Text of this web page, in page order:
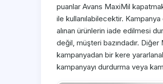
puanlar Avans MaxiMil
ile kullanılabilecektir.
alınan ürünlerin iade edilmesi
değil, müşteri bazındadır.
kampanyadan bir kere
kampanyayı durdurma veya